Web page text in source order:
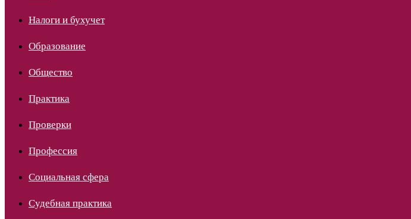
Налоги и бухучет
Образование
Общество
Практика
Проверки
Профессия
Социальная сфера
Судебная практика